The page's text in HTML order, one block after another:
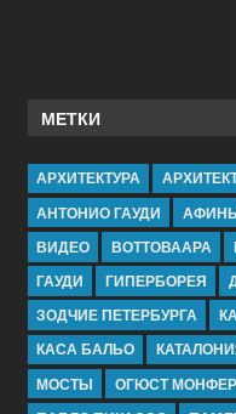
МЕТКИ
АРХИТЕКТУРА
АНТОНИО ГАУДИ
ВИДЕО
ВОТТОВААРА
ГАУДИ
ГИПЕРБОРЕЯ
ЗОДЧИЕ ПЕТЕРБУРГА
КАСА БАЛЬО
МОСТЫ
ОГЮСТ